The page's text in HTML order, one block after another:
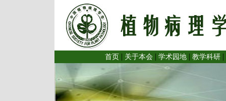
首页 | 关于本会 | 学术园地 | 教学科研 |